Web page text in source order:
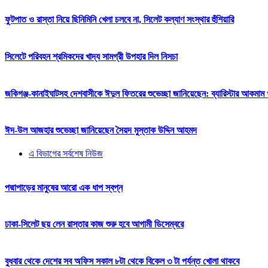
ফুটপাত ও রাস্তা নিয়ে ছিনিমিনি খেলা চলবে না, সিলেট কল্যাণ সংস্থার হুঁশিয়ারি
সিলেটে পরিবহন শ্রমিকদের খাদ্য সামগ্রী উপহার দিল নিসচা
জকিগঞ্জ-কানাইঘাটসহ দেশবাসীকে ঈদুল ফিতরের শুভেচ্ছা জানিয়েছেন: ব্যারিস্টার আকমাম
ঈদ-উল আজহার শুভেচ্ছা জানিয়েছেন সৈয়দ মুস্তাক উদ্দিন আহমদ
এ বিভাগের সর্বশেষ নিউজ
পদ্মাপাড়ের মানুষের আরো এক ধাপ স্বপ্ন
ঢাকা-সিলেট ছয় লেন রাস্তার কাজ শুরু হবে আগামী ডিসেম্বরে
বুধবার থেকে দেশের সব অফিস সকাল ৮টা থেকে বিকেল ৩ টা পর্যন্ত খোলা থাকবে